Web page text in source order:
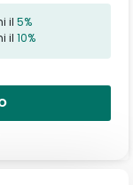
il 5%
il 10%